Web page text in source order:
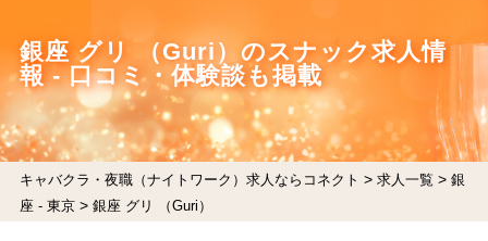
銀座 グリ （Guri）のスナック求人情
報 - 口コミ・体験談も掲載
キャバクラ・夜職（ナイトワーク）求人ならコネクト > 求人一覧 > 銀
座 - 東京> 銀座 グリ （Guri）